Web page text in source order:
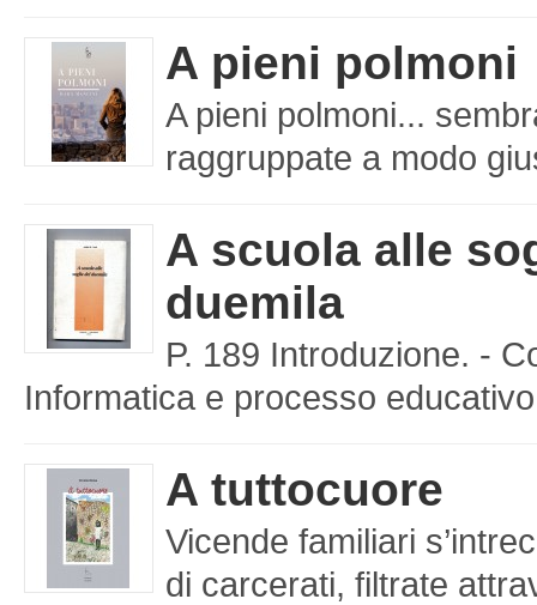
A pieni polmoni
A pieni polmoni...
raggruppate a modo
A scuola alle
duemila
P. 189 Introduzione. -
Informatica e processo
A tuttocuore
Vicende familiari
di carcerati, filtrate